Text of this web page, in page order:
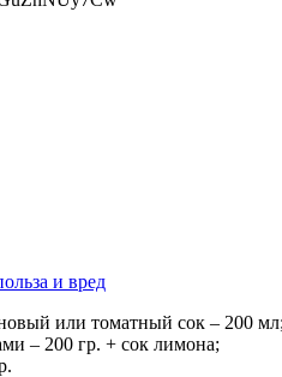
и вред
или томатный сок – 200
– 200 гр. + сок лимона;